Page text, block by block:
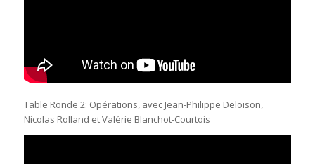
Table Ronde 2: Opérations, avec Jean-Philippe Deloison,
Nicolas Rolland et Valérie Blanchot-Courtois